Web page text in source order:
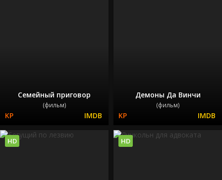
Семейный приговор
(фильм)
Демоны Да Винчи
(фильм)
HD HD